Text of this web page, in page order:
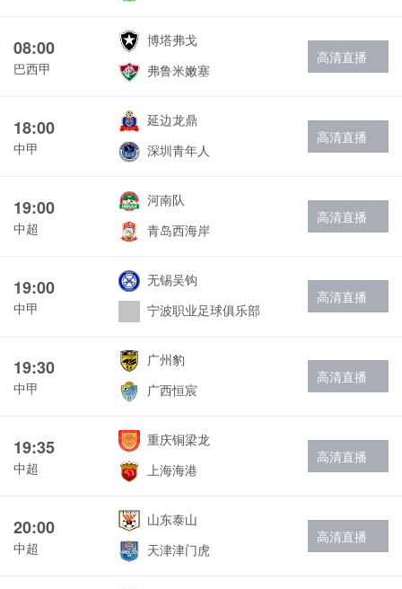
08:00
巴西甲
博塔弗戈
弗鲁米嫩塞
高清直播
18:00
中甲
延边龙鼎
深圳青年人
高清直播
19:00
中超
河南队
青岛西海岸
高清直播
19:00
中甲
无锡吴钩
宁波职业足球俱乐部
高清直播
19:30
中甲
广州豹
广西恒宸
高清直播
19:35
中超
重庆铜梁龙
上海海港
高清直播
20:00
中超
山东泰山
天津津门虎
高清直播